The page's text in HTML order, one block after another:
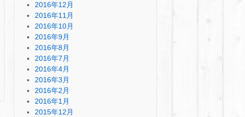
2016年12月
2016年11月
2016年10月
2016年9月
2016年8月
2016年7月
2016年4月
2016年3月
2016年2月
2016年1月
2015年12月